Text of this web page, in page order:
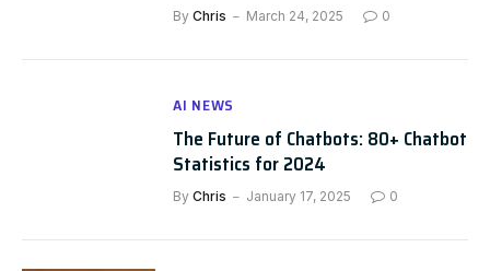
By Chris March 24, 2025 0
AI NEWS
The Future of Chatbots: 80+ Chatbot
Statistics for 2024
By Chris January 17, 2025 0